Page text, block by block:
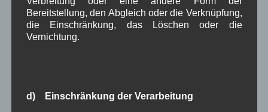
September 2025(5)
August 2025(2)
Juli 2025(9)
Februar 2025(9)
Bereitstellung, den Abgleich oder die Verknüpfung,
die Einschränkung, das Löschen oder die
Vernichtung.
d) Einschränkung der Verarbeitung